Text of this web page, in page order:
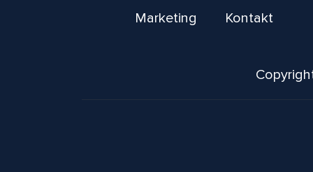
Marketing Kontakt